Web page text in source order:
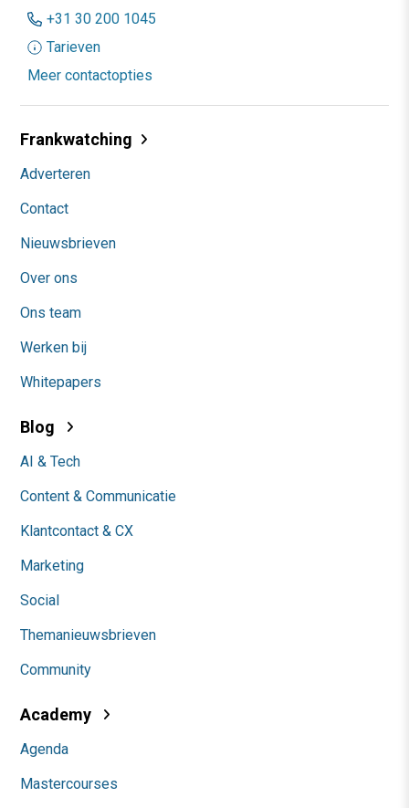
+31 30 200 1045
Tarieven
Meer contactopties
Frankwatching
Adverteren
Contact
Nieuwsbrieven
Over ons
Ons team
Werken bij
Whitepapers
Blog
AI & Tech
Content & Communicatie
Klantcontact & CX
Marketing
Social
Themanieuwsbrieven
Community
Academy
Agenda
Mastercourses